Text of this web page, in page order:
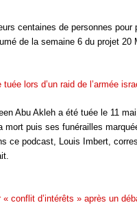
centaines de personnes pour
de la semaine 6 du projet 20
lors d’un raid de l’armée
Abu Akleh a été tuée le 11
mort puis ses funérailles
ce podcast, Louis Imbert,
conflit d’intérêts » après un